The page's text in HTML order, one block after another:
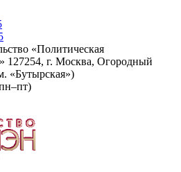
«Политическая
127254, г. Москва, Огородный
«Бутырская»)